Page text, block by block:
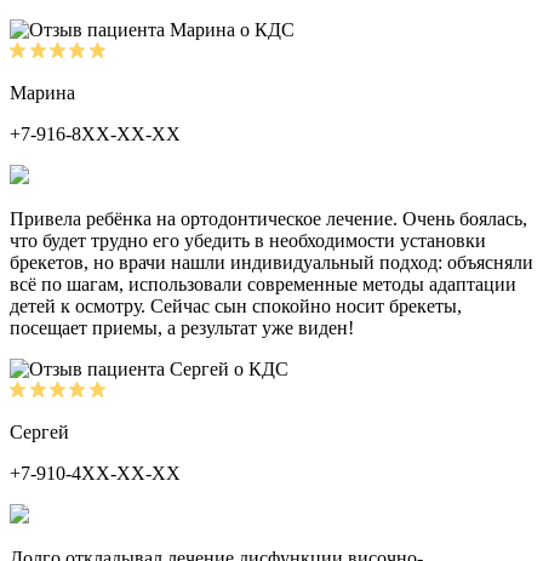
Марина
+7-916-8ХХ-ХХ-ХХ
Привела ребёнка на ортодонтическое лечение. Очень боялась,
что будет трудно его убедить в необходимости установки
брекетов, но врачи нашли индивидуальный подход: объясняли
всё по шагам, использовали современные методы адаптации
детей к осмотру. Сейчас сын спокойно носит брекеты,
посещает приемы, а результат уже виден!
Сергей
+7-910-4ХХ-ХХ-ХХ